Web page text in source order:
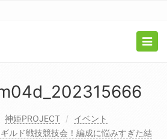
神姫PROJECT
イベント
ギルド戦技競技会！編成に悩みすぎた結